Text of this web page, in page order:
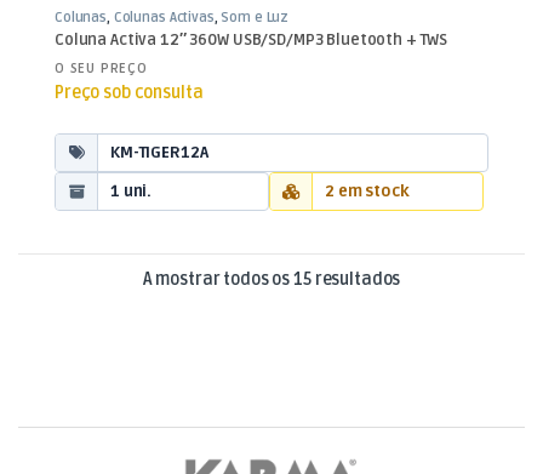
Colunas, Colunas Activas, Som e Luz
Coluna Activa 12″ 360W USB/SD/MP3 Bluetooth + TWS
O SEU PREÇO
Preço sob consulta
KM-TIGER12A
1 uni.
2 em stock
A mostrar todos os 15 resultadosOrdenado por